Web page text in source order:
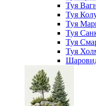
Туя
Туя
Туя
Туя
Туя
Туя